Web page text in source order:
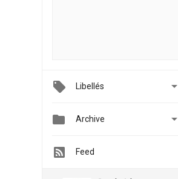
Libellés 
 Archive 
Feed